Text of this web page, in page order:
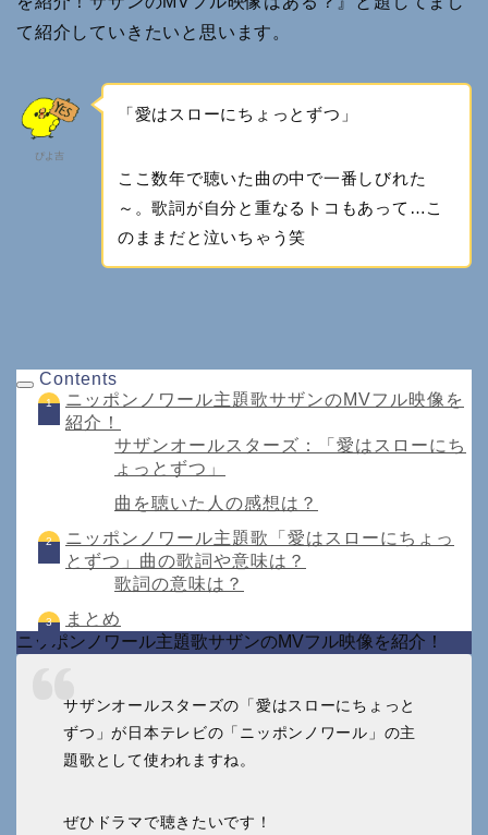
て紹介していきたいと思います。
ぴよ吉
「愛はスローにちょっとずつ」
ここ数年で聴いた曲の中で一番しびれた
～。歌詞が自分と重なるトコもあって…こ
のままだと泣いちゃう笑
Contents
ニッポンノワール主題歌サザンのMVフル映像を
紹介！
サザンオールスターズ：「愛はスローにち
ょっとずつ」
曲を聴いた人の感想は？
ニッポンノワール主題歌「愛はスローにちょっ
とずつ」曲の歌詞や意味は？
歌詞の意味は？
まとめ
ニッポンノワール主題歌サザンのMVフル映像を紹介！
サザンオールスターズの「愛はスローにちょっと
ずつ」が日本テレビの「ニッポンノワール」の主
題歌として使われますね。
ぜひドラマで聴きたいです！